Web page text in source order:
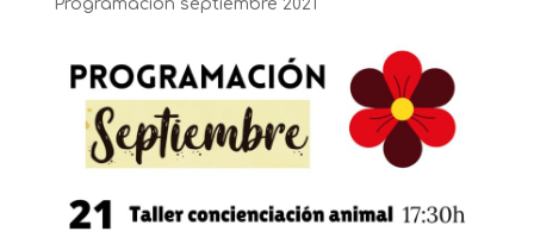
Programación septiembre 2021